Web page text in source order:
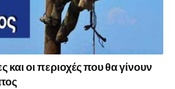
και οι περιοχές που θα γίνουν